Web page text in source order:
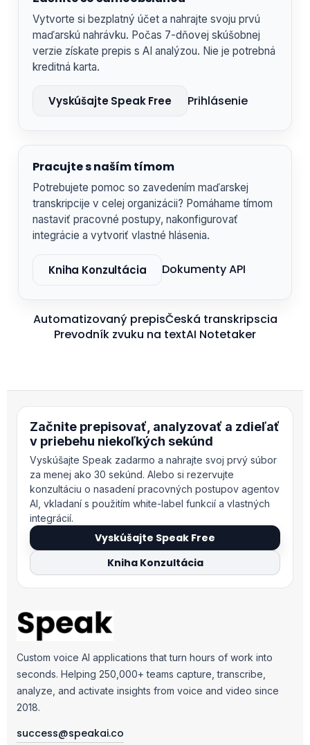
Vytvorte si bezplatný účet a nahrajte svoju prvú
maďarskú nahrávku. Počas 7-dňovej skúšobnej
verzie získate prepis s AI analýzou. Nie je potrebná
kreditná karta.
Vyskúšajte Speak Free Prihlásenie
Pracujte s naším tímom
Potrebujete pomoc so zavedením maďarskej
transkripcije v celej organizácii? Pomáhame tímom
nastaviť pracovné postupy, nakonfigurovať
integrácie a vytvoriť vlastné hlásenia.
Kniha Konzultácia Dokumenty API
Automatizovaný prepisČeská transkripscia
Prevodník zvuku na textAI Notetaker
Začnite prepisovať, analyzovať a zdieľať
v priebehu niekoľkých sekúnd
Vyskúšajte Speak zadarmo a nahrajte svoj prvý súbor
za menej ako 30 sekúnd. Alebo si rezervujte
konzultáciu o nasadení pracovných postupov agentov
AI, vkladaní s použitím white-label funkcií a vlastných
integrácií.
Vyskúšajte Speak Free
Kniha Konzultácia
Custom voice AI applications that turn hours of work into
seconds. Helping 250,000+ teams capture, transcribe,
analyze, and activate insights from voice and video since
2018.
success@speakai.co